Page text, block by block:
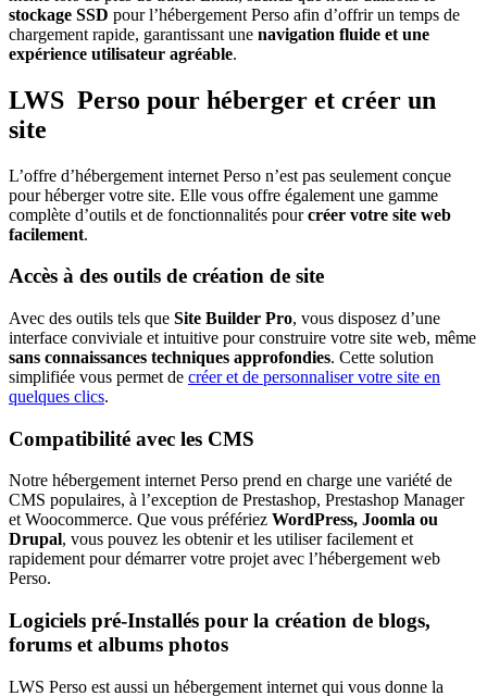
stockage SSD pour l’hébergement Perso afin d’offrir un temps de
chargement rapide, garantissant une navigation fluide et une
expérience utilisateur agréable.
LWS Perso pour héberger et créer un
site
L’offre d’hébergement internet Perso n’est pas seulement conçue
pour héberger votre site. Elle vous offre également une gamme
complète d’outils et de fonctionnalités pourcréer votre site web
facilement.
Accès à des outils de création de site
Avec des outils tels que Site Builder Pro, vous disposez d’une
interface conviviale et intuitive pour construire votre site web, même
sans connaissances techniques approfondies. Cette solution
simplifiée vous permet de créer et de personnaliser votre site en
quelques clics.
Compatibilité avec les CMS
Notre hébergement internet Perso prend en charge une variété de
CMS populaires, à l’exception de Prestashop, Prestashop Manager
et Woocommerce. Que vous préfériez WordPress, Joomla ou
Drupal, vous pouvez les obtenir et les utiliser facilement et
rapidement pour démarrer votre projet avec l’hébergement web
Perso.
Logiciels pré-Installés pour la création de blogs,
forums et albums photos
LWS Perso est aussi un hébergement internet qui vous donne la